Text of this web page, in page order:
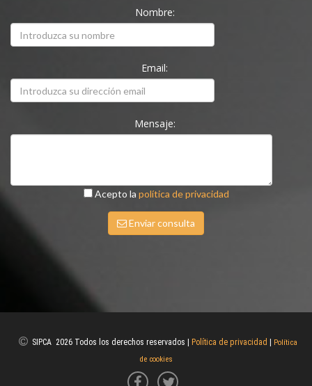
Nombre:
Email:
Mensaje:
Acepto la política de privacidad
Enviar consulta
SIPCA 2026 Todos los derechos reservados | Política de privacidad
Política
de cookies